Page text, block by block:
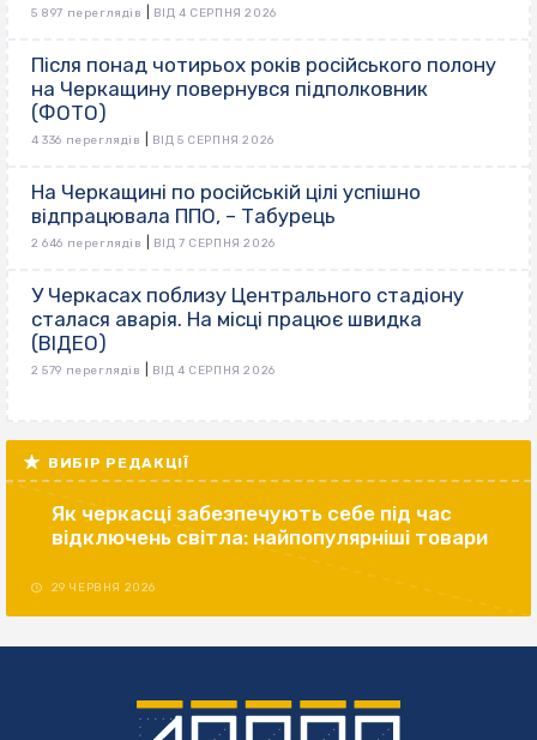
5 897 переглядів ВІД 4 СЕРПНЯ 2026
Після понад чотирьох років російського полону
на Черкащину повернувся підполковник
(ФОТО)
4 336 переглядів ВІД 5 СЕРПНЯ 2026
На Черкащині по російській цілі успішно
відпрацювала ППО, – Табурець
2 646 переглядів ВІД 7 СЕРПНЯ 2026
У Черкасах поблизу Центрального стадіону
сталася аварія. На місці працює швидка
(ВІДЕО)
2 579 переглядів ВІД 4 СЕРПНЯ 2026
ВИБІР РЕДАКЦІЇ
Як черкасці забезпечують себе під час
відключень світла: найпопулярніші товари
29 ЧЕРВНЯ 2026